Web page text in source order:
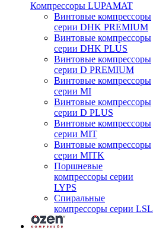
Компрессоры LUPAMAT
Винтовые компрессоры
серии DHK PREMIUM
Винтовые компрессоры
серии DHK PLUS
Винтовые компрессоры
серии D PREMIUM
Винтовые компрессоры
серии MI
Винтовые компрессоры
серии D PLUS
Винтовые компрессоры
серии MIT
Винтовые компрессоры
серии MITK
Поршневые
компрессоры серии
LYPS
Спиральные
компрессоры серии LSL